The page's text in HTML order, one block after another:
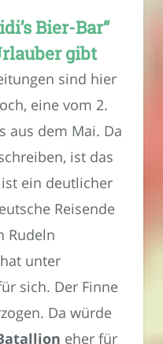
Bier-Bar“
gibt
sind hier
eine vom 2.
aus dem Mai. Da
ist das
ein deutlicher
Reisende
Rudeln
unter
sich. Der Finne
Da würde
eher für